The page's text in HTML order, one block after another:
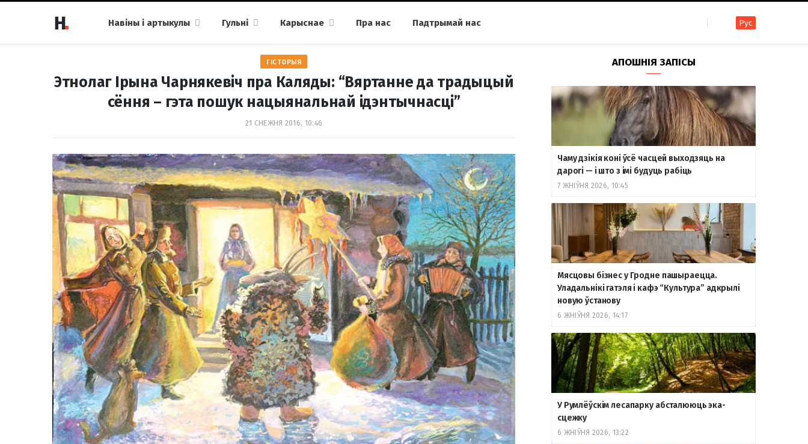
Навіны і артыкулы Гульні Карыснае Пра нас
Падтрымай нас
F
a
c
e
b
k
I
n
s
t
a
a
m
T
e
l
e
g
a
m
R
S
S
Y
o
u
T
b
e
В
к
о
т
а
т
е
Рус
ГІСТОРЫЯ
Этнолаг Ірына Чарнякевіч пра Каляды: “Вяртанне да традыцый
сёння – гэта пошук нацыянальнай ідэнтычнасці”
21 СНЕЖНЯ 2016, 10:46
АПОШНІЯ ЗАПІСЫ
Чаму дзікія коні ўсё часцей выходзяць на
дарогі — і што з імі будуць рабіць
7 ЖНІЎНЯ 2026, 10:45
Мясцовы бізнес у Гродне пашыраецца.
Уладальнікі гатэля і кафэ “Культура” адкрылі
новую ўстанову
6 ЖНІЎНЯ 2026, 14:17
У Румлёўскім лесапарку абсталююць эка-
сцежку
6 ЖНІЎНЯ 2026, 13:22